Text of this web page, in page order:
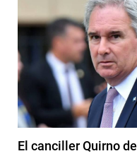
El canciller Quirno